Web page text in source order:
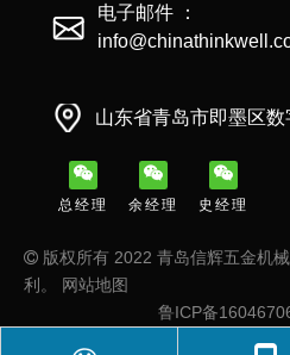
电子邮件 ：
山东省青岛市即墨区
总经理 余经理 史经理
 版权所有 2022 青岛信辉五金机
利。
网站地图
鲁ICP备